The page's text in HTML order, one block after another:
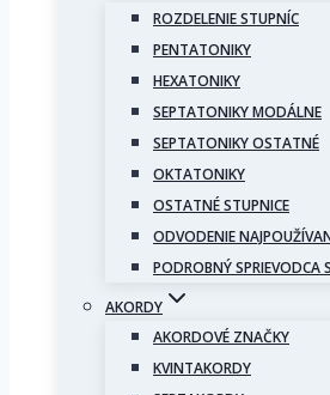
ROZDELENIE STUPNÍC
PENTATONIKY
HEXATONIKY
SEPTATONIKY MODÁLNE
SEPTATONIKY OSTATNÉ
OKTATONIKY
OSTATNÉ STUPNICE
ODVODENIE
PODROBNÝ SPRIEVODCA
AKORDY
AKORDOVÉ ZNAČKY
KVINTAKORDY